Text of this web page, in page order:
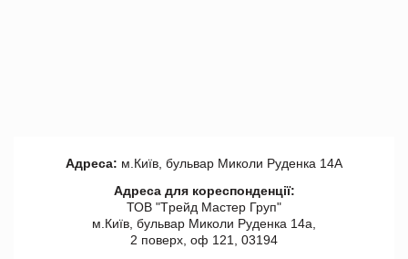
Адреса: м.Київ, бульвар Миколи Руденка 14А
Адреса для кореспонденції:
ТОВ "Tрейд Мастер Груп"
м.Київ, бульвар Миколи Руденка 14а,
2 поверх, оф 121, 03194